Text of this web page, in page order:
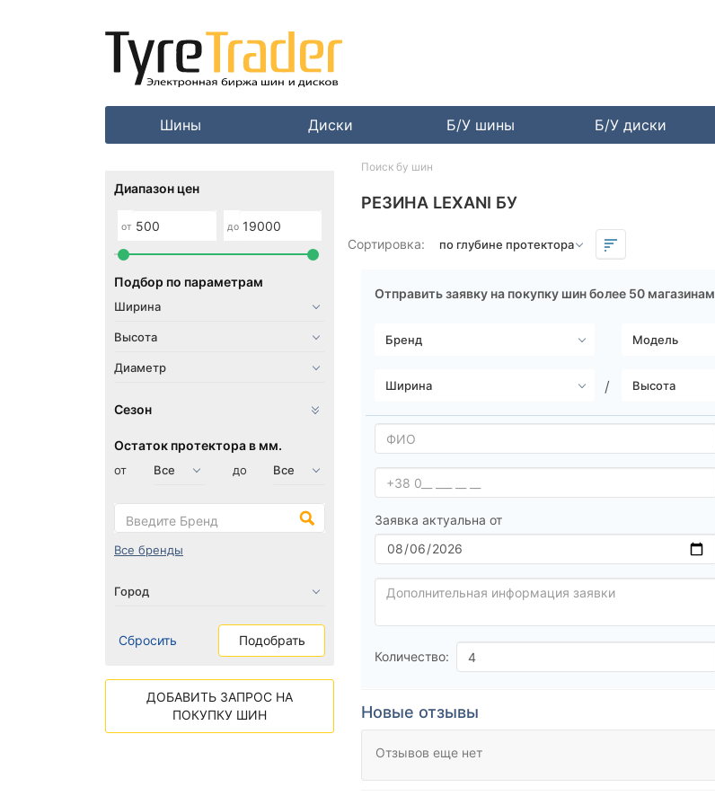
Шины Диски Б/У шины Б/У диски
РЕЗИНА LEXANI БУ
Сортировка:
Отправить заявку на покупку шин более 50 магазинам
Заявка актуальна от
Количество:
Новые отзывы
Отзывов еще нет
Поиск бу шин
Диапазон цен
от до
Подбор по параметрам
Сезон
Остаток протектора в мм.
от до
Все бренды
Сбросить Подобрать
ДОБАВИТЬ ЗАПРОС НА
ПОКУПКУ ШИН